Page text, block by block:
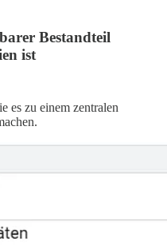
Bestandteil
ist
es zu einem zentralen